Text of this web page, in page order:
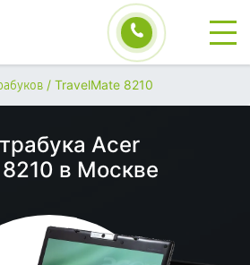
/ TravelMate 8210
Acer
в Москве